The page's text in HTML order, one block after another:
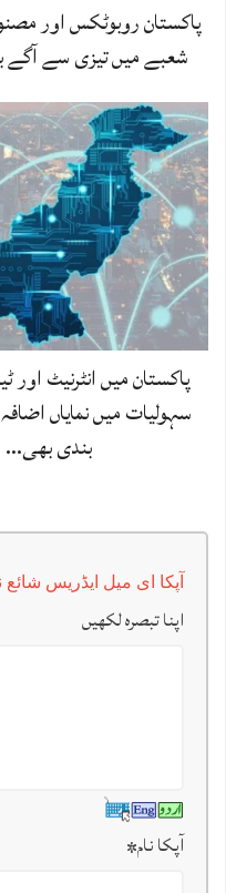
پاکستان روبوٹکس اور
شعبے میں تیزی سے آگے
پاکستان میں انٹرنیٹ
سہولیات میں نمایاں
بندی بھی…
آپکا ای میل ایڈریس شائع
اپنا تبصرہ لکھیں
آپکا نام*